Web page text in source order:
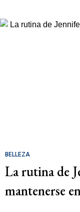
BELLEZA
La rutina de
mantenerse